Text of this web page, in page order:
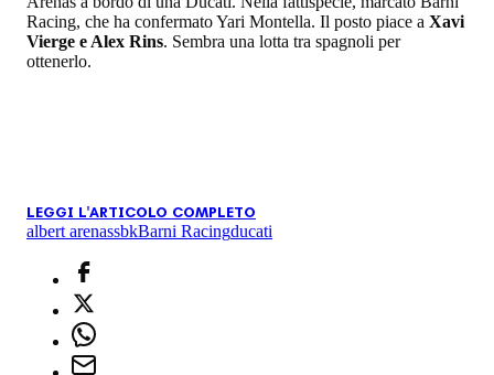
Racing, che ha confermato Yari Montella. Il posto piace a Xavi
Vierge e Alex Rins. Sembra una lotta tra spagnoli per
ottenerlo.
LEGGI L'ARTICOLO COMPLETO
albert arenassbkBarni Racingducati